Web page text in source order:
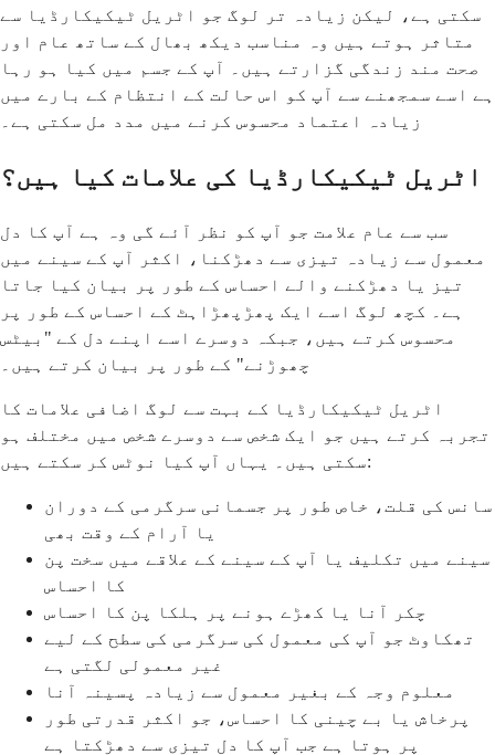
سکتی ہے، لیکن زیادہ تر لوگ جو اٹریل ٹیکیکارڈیا سے
متاثر ہوتے ہیں وہ مناسب دیکھ بھال کے ساتھ عام اور
صحت مند زندگی گزارتے ہیں۔ آپ کے جسم میں کیا ہو رہا
ہے اسے سمجھنے سے آپ کو اس حالت کے انتظام کے بارے میں
زیادہ اعتماد محسوس کرنے میں مدد مل سکتی ہے۔
اٹریل ٹیکیکارڈیا کی علامات کیا ہیں؟
سب سے عام علامت جو آپ کو نظر آئے گی وہ ہے آپ کا دل
معمول سے زیادہ تیزی سے دھڑکنا، اکثر آپ کے سینے میں
تیز یا دھڑکنے والے احساس کے طور پر بیان کیا جاتا
ہے۔ کچھ لوگ اسے ایک پھڑپھڑاہٹ کے احساس کے طور پر
محسوس کرتے ہیں، جبکہ دوسرے اسے اپنے دل کے "بیٹس
چھوڑنے" کے طور پر بیان کرتے ہیں۔
اٹریل ٹیکیکارڈیا کے بہت سے لوگ اضافی علامات کا
تجربہ کرتے ہیں جو ایک شخص سے دوسرے شخص میں مختلف ہو
سکتی ہیں۔ یہاں آپ کیا نوٹس کر سکتے ہیں:
سانس کی قلت، خاص طور پر جسمانی سرگرمی کے دوران
یا آرام کے وقت بھی
سینے میں تکلیف یا آپ کے سینے کے علاقے میں سخت پن
کا احساس
چکر آنا یا کھڑے ہونے پر ہلکا پن کا احساس
تھکاوٹ جو آپ کی معمول کی سرگرمی کی سطح کے لیے
غیر معمولی لگتی ہے
معلوم وجہ کے بغیر معمول سے زیادہ پسینہ آنا
پرخاش یا بے چینی کا احساس، جو اکثر قدرتی طور
پر ہوتا ہے جب آپ کا دل تیزی سے دھڑکتا ہے